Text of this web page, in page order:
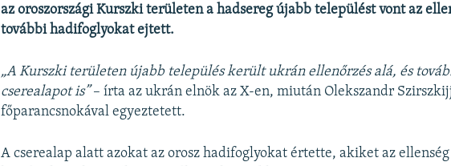
az oroszországi Kurszki területen a hadsereg újabb települést vont az
további hadifoglyokat ejtett.
„A Kurszki területen újabb település került ukrán ellenőrzés alá, és
cserealapot is”– írta az ukrán elnök az X-en, miután Olekszandr
főparancsnokával egyeztetett.
A cserealap alatt azokat az orosz hadifoglyokat értette, akiket az ellenség